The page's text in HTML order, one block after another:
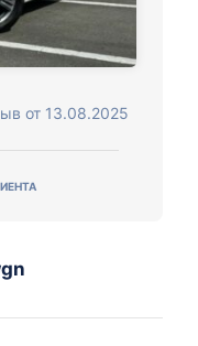
от 13.08.2025